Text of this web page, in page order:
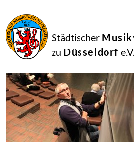
Städtischer
zu Düsseldorf
Dezember
2016
Manfred Hill
20160307-tonhalle-fischer-brahmsrequiem-